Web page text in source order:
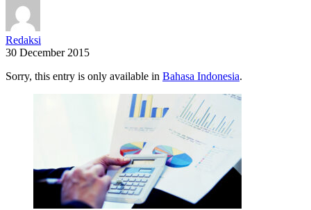
Redaksi
30 December 2015
Sorry, this entry is only available in Bahasa Indonesia.